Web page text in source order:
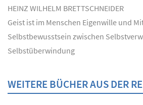
HEINZ WILHELM BRETTSCHNEIDER
Geist ist im Menschen Eigenwille und
Selbstbewusstsein zwischen
Selbstüberwindung
WEITERE BÜCHER AUS DER